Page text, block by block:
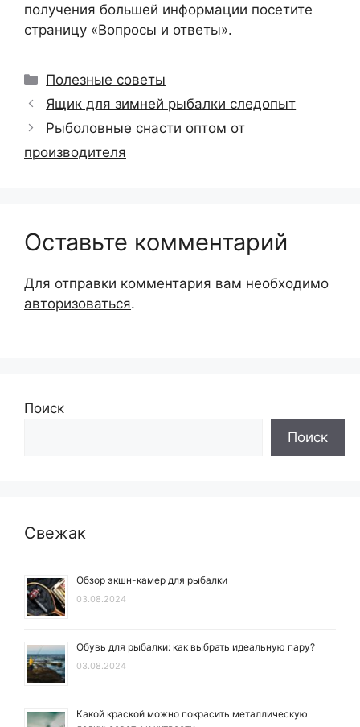
получения большей информации посетите
страницу «Вопросы и ответы».
Рубрики
Полезные советы
Ящик для зимней рыбалки следопыт
Рыболовные снасти оптом от
производителя
Оставьте комментарий
Для отправки комментария вам необходимо
авторизоваться.
Поиск
Поиск
Свежак
Обзор экшн-камер для рыбалки
03.08.2024
Обувь для рыбалки: как выбрать идеальную пару?
03.08.2024
Какой краской можно покрасить металлическую